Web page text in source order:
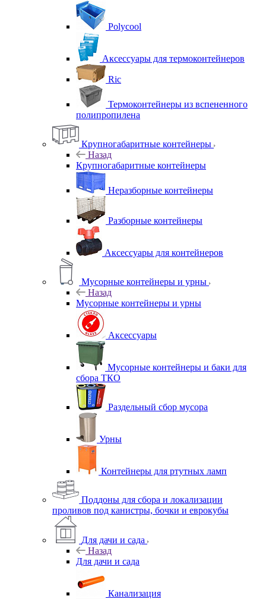
Polycool
Аксессуары для термоконтейнеров
Ric
Термоконтейнеры из вспененного
полипропилена
Крупногабаритные контейнеры
Назад
Крупногабаритные контейнеры
Неразборные контейнеры
Разборные контейнеры
Аксессуары для контейнеров
Мусорные контейнеры и урны
Назад
Мусорные контейнеры и урны
Аксессуары
Мусорные контейнеры и баки для
сбора ТКО
Раздельный сбор мусора
Урны
Контейнеры для ртутных ламп
Поддоны для сбора и локализации
проливов под канистры, бочки и еврокубы
Для дачи и сада
Назад
Для дачи и сада
Канализация